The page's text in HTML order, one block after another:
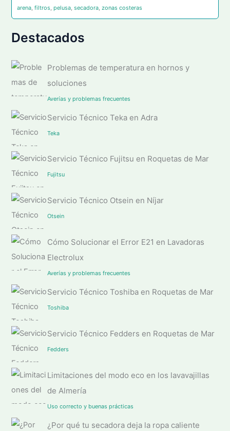
arena ,filtros ,pelusa ,secadora ,zonas costeras
Destacados
Problemas de temperatura en hornos y
soluciones
Averías y problemas frecuentes
Servicio Técnico Teka en Adra
Teka
Servicio Técnico Fujitsu en Roquetas de Mar
Fujitsu
Servicio Técnico Otsein en Níjar
Otsein
Cómo Solucionar el Error E21 en Lavadoras
Electrolux
Averías y problemas frecuentes
Servicio Técnico Toshiba en Roquetas de Mar
Toshiba
Servicio Técnico Fedders en Roquetas de Mar
Fedders
Limitaciones del modo eco en los lavavajillas
de Almería
Uso correcto y buenas prácticas
¿Por qué tu secadora deja la ropa caliente